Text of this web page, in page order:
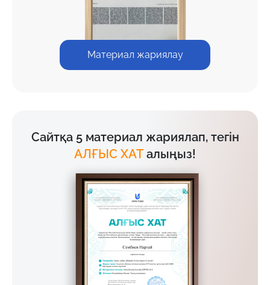
Материал жариялау
Сайтқа 5 материал жариялап, тегін
АЛҒЫС ХАТ алыңыз!